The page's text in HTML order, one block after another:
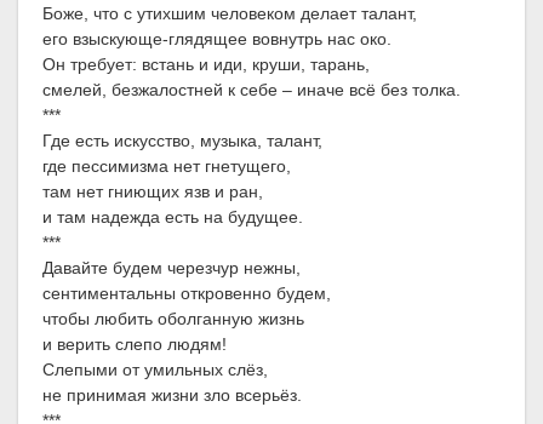
Боже, что с утихшим человеком делает талант,
его взыскующе-глядящее вовнутрь нас око.
Он требует: встань и иди, круши, тарань,
смелей, безжалостней к себе – иначе всё без толка.
***
Где есть искусство, музыка, талант,
где пессимизма нет гнетущего,
там нет гниющих язв и ран,
и там надежда есть на будущее.
***
Давайте будем черезчур нежны,
сентиментальны откровенно будем,
чтобы любить оболганную жизнь
и верить слепо людям!
Слепыми от умильных слёз,
не принимая жизни зло всерьёз.